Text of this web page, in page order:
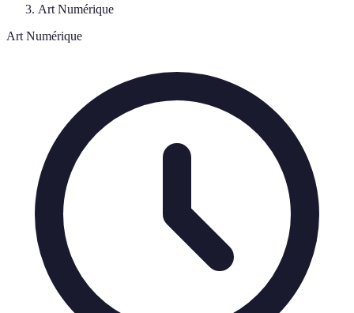
Art Numérique
Art Numérique